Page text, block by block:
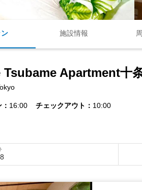
施設情報
Tsubame Apartment十
16:00 チェックアウト 10:00